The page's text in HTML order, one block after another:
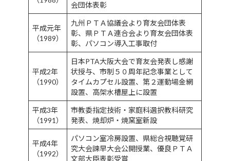
会団体表彰
平成元年
（1989）
九州ＰＴＡ協議会より育友会団体表
彰、県ＰＴＡ連合会より育友会団体表
彰、パソコン導入工事取付
平成2年
（1990）
日本PTA大阪大会で育友会発表し感謝
状授与、市制５０周年記念事業として
タイムカプセル設置、第２運動場金網
設置、高架水槽屋上に設置
平成3年
（1991）
市教委指定技術・家庭科選択教科研究
発表、焼却炉・焼窯室新設
平成4年
（1992）
パソコン室冷房設置、県総合視聴覚研
究大会諫早大会公開授業、優良ＰＴＡ
文部大臣表彰受賞